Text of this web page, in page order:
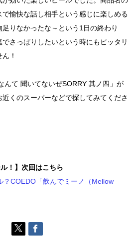
愉快な話し相手という感じに楽しめる
りなかったな～という1日の終わり
さっぱりしたいという時にもピッタリ
！
んて 聞いてないぜSORRY 其ノ四」が
くのスーパーなどで探してみてくださ
！】次回はこちら
？COEDO「飲んでミーノ（Mellow